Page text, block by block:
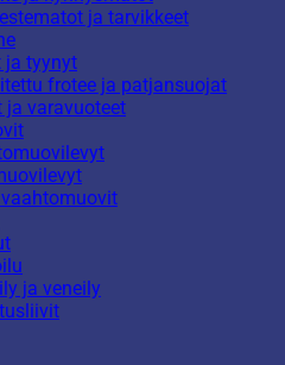
ja tarvikkeet
ja tyynyt
frotee ja patjansuojat
ja varavuoteet
ja veneily